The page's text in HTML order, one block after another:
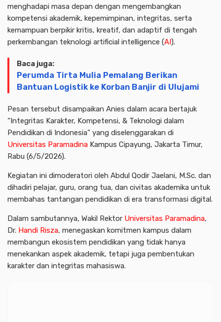
menghadapi masa depan dengan mengembangkan
kompetensi akademik, kepemimpinan, integritas, serta
kemampuan berpikir kritis, kreatif, dan adaptif di tengah
perkembangan teknologi artificial intelligence (AI ).
Baca juga:
Perumda Tirta Mulia Pemalang Berikan
Bantuan Logistik ke Korban Banjir di Ulujami
Pesan tersebut disampaikan Anies dalam acara bertajuk
“Integritas Karakter, Kompetensi, & Teknologi dalam
Pendidikan di Indonesia” yang diselenggarakan di
Universitas Paramadina Kampus Cipayung, Jakarta Timur,
Rabu (6/5/2026).
Kegiatan ini dimoderatori oleh Abdul Qodir Jaelani, M.Sc. dan
dihadiri pelajar, guru, orang tua, dan civitas akademika untuk
membahas tantangan pendidikan di era transformasi digital.
Dalam sambutannya, Wakil Rektor Universitas Paramadina,
Dr. Handi Risza, menegaskan komitmen kampus dalam
membangun ekosistem pendidikan yang tidak hanya
menekankan aspek akademik, tetapi juga pembentukan
karakter dan integritas mahasiswa.